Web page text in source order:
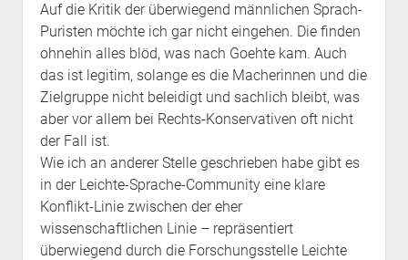
Auf die Kritik der überwiegend männlichen Sprach-
Puristen möchte ich gar nicht eingehen. Die finden
ohnehin alles blöd, was nach Goehte kam. Auch
das ist legitim, solange es die Macherinnen und die
Zielgruppe nicht beleidigt und sachlich bleibt, was
aber vor allem bei Rechts-Konservativen oft nicht
der Fall ist.
Wie ich an anderer Stelle geschrieben habe gibt es
in der Leichte-Sprache-Community eine klare
Konflikt-Linie zwischen der eher
wissenschaftlichen Linie – repräsentiert
überwiegend durch die Forschungsstelle Leichte